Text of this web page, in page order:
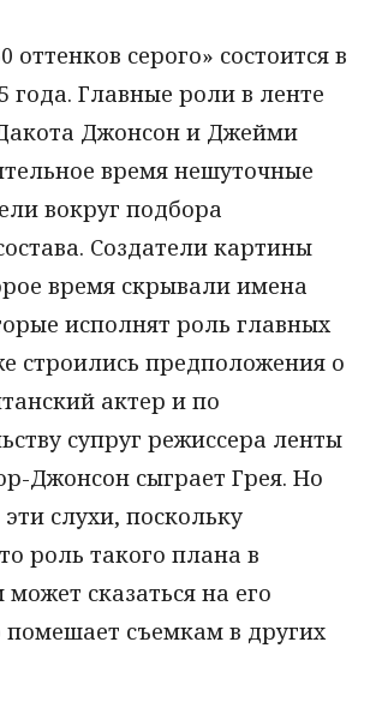
оттенков серого» состоится в
года. Главные роли в ленте
Джонсон и Джейми
время нешуточные
вокруг подбора
Создатели картины
время скрывали имена
исполнят роль главных
строились предположения о
актер и по
супруг режиссера ленты
Джонсон сыграет Грея. Но
слухи, поскольку
роль такого плана в
сказаться на его
съемкам в других